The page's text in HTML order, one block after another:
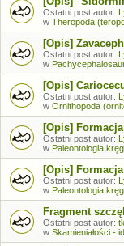
Ostatni post autor:
w Theropoda
[Opis]
Ostatni post autor:
w
[Opis]
Ostatni post autor:
w Ornithopoda
[Opis]
Ostatni post autor:
w Paleontologia
[Opis]
Ostatni post autor:
w Paleontologia
Fragment
Ostatni post autor:
w Skamieniałości -